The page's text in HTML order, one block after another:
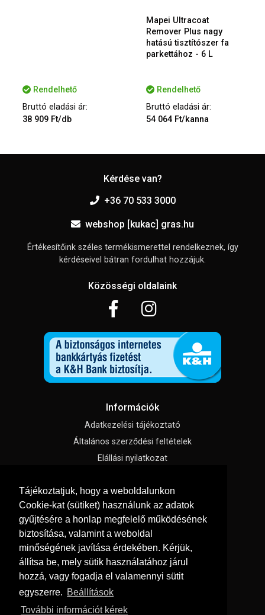
Tájékoztatjuk, hogy a weboldalunkon
Cookie-kat (sütiket) használunk az adatok
gyűjtésére a honlap megfelelő működésének
biztosítása, valamint a weboldal
minőségének javítása érdekében. Kérjük,
állítsa be, mely sütik használatához járul
hozzá, vagy fogadja el valamennyi sütit
egyszerre. Beállítások
További információt kérek
Rendelhető
Bruttó eladási ár:
38 909 Ft/db
Mapei Ultracoat
Remover Plus nagy
hatású tisztítószer fa
parkettához - 6 L
Rendelhető
Bruttó eladási ár:
54 064 Ft/kanna
Kérdése van?
+36 70 533 3000
webshop [kukac] gras.hu
Értékesítőink széles termékismerettel rendelkeznek, így
kérdéseivel bátran fordulhat hozzájuk.
Közösségi oldalaink
Információk
Adatkezelési tájékoztató
Általános szerződési feltételek
Elállási nyilatkozat
Süti beállítások
Menü
Hírek, cikkek
Kapcsolat
Letölthető katalógusok
Szállítás és fizetés